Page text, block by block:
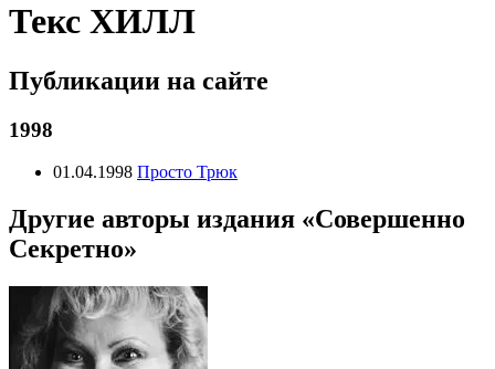
Текс ХИЛЛ
Публикации на сайте
1998
01.04.1998 Просто Трюк
Другие авторы издания «Совершенно
Секретно»